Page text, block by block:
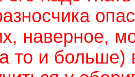
наверное,
то и больше)